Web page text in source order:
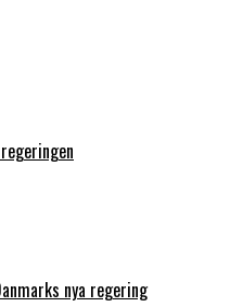
nya regering